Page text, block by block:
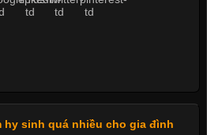
hy sinh quá nhiều cho gia đình